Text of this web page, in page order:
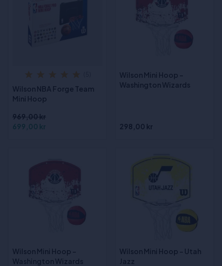
Wilson NBA Forge Team
Mini Hoop
969,00 kr
699,00 kr
Wilson Mini Hoop -
Washington Wizards
298,00 kr
Wilson Mini Hoop -
Washington Wizards
Wilson Mini Hoop - Utah
Jazz